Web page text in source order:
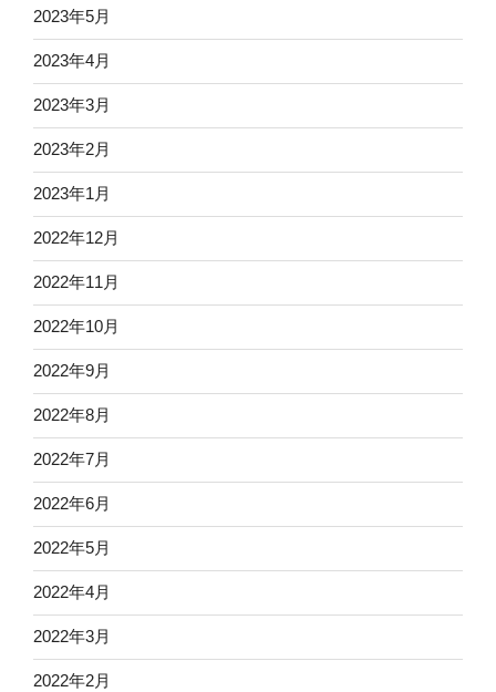
2023年5月
2023年4月
2023年3月
2023年2月
2023年1月
2022年12月
2022年11月
2022年10月
2022年9月
2022年8月
2022年7月
2022年6月
2022年5月
2022年4月
2022年3月
2022年2月